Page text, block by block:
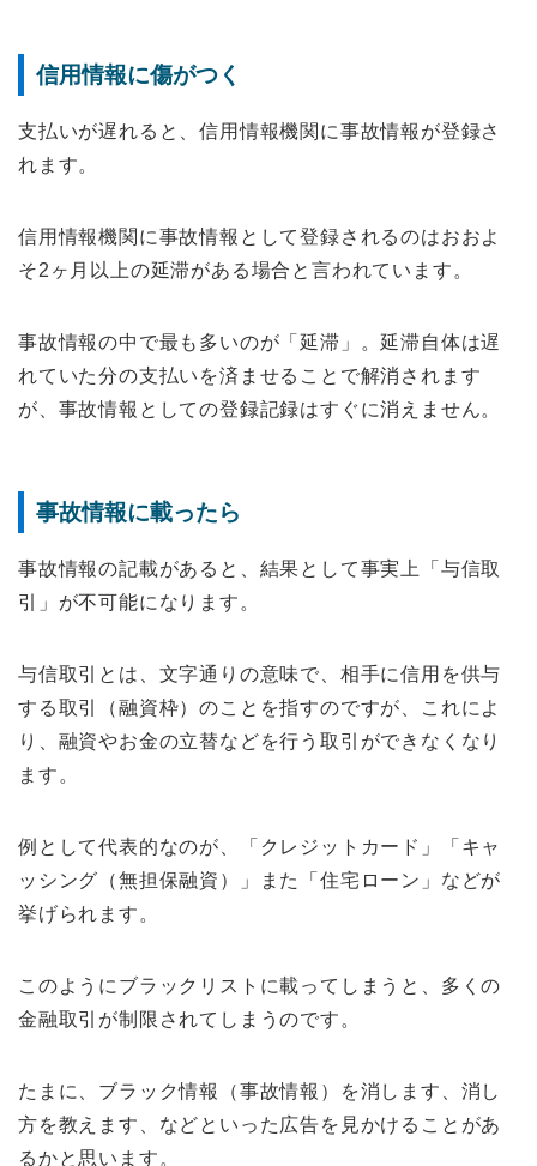
信用情報に傷がつく
支払いが遅れると、信用情報機関に事故情報が登録さ
れます。
信用情報機関に事故情報として登録されるのはおおよ
そ2ヶ月以上の延滞がある場合と言われています。
事故情報の中で最も多いのが「延滞」。延滞自体は遅
れていた分の支払いを済ませることで解消されます
が、事故情報としての登録記録はすぐに消えません。
事故情報に載ったら
事故情報の記載があると、結果として事実上「与信取
引」が不可能になります。
与信取引とは、文字通りの意味で、相手に信用を供与
する取引（融資枠）のことを指すのですが、これによ
り、融資やお金の立替などを行う取引ができなくなり
ます。
例として代表的なのが、「クレジットカード」「キャ
ッシング（無担保融資）」また「住宅ローン」などが
挙げられます。
このようにブラックリストに載ってしまうと、多くの
金融取引が制限されてしまうのです。
たまに、ブラック情報（事故情報）を消します、消し
方を教えます、などといった広告を見かけることがあ
るかと思います。